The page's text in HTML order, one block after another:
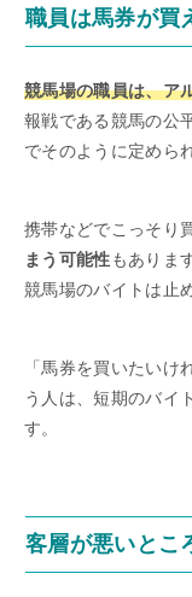
職員は馬券が買
競馬場の職員は、ア
報戦である競馬の公
でそのように定めら
携帯などでこっそり
まう可能性もありま
競馬場のバイトは止
「馬券を買いたい
う人は、短期のバイ
す。
客層が悪いとこ